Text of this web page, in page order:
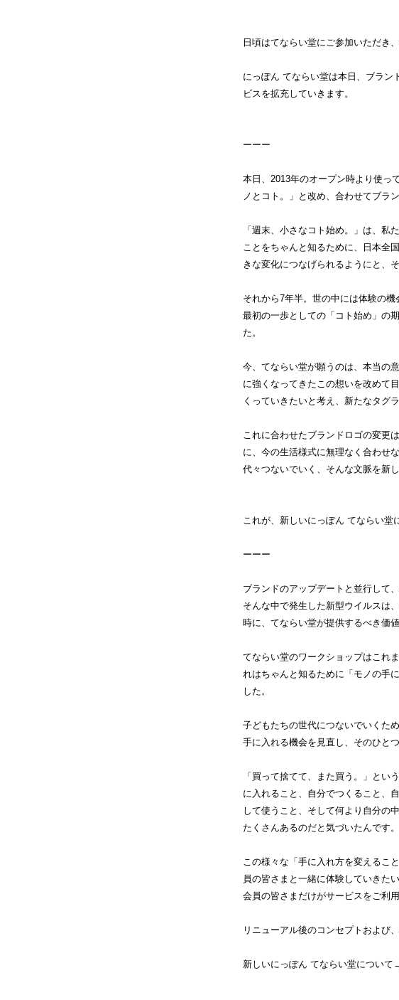
日頃はてならい堂にご参加いただき
にっぽん てならい堂は本日、ブラン
ビスを拡充していきます。
ーーー
本日、2013年のオープン時より使っ
ノとコト。」と改め、合わせてブラ
「週末、小さなコト始め。」は、私
ことをちゃんと知るために、日本全
きな変化につなげられるようにと、
それから7年半。世の中には体験の
最初の一歩としての「コト始め」の
た。
今、てならい堂が願うのは、本当の
に強くなってきたこの想いを改めて
くっていきたいと考え、新たなタグ
これに合わせたブランドロゴの変更
に、今の生活様式に無理なく合わせ
代々つないでいく、そんな文脈を新
これが、新しいにっぽん てならい堂
ーーー
ブランドのアップデートと並行して
そんな中で発生した新型ウイルスは
時に、てならい堂が提供するべき価
てならい堂のワークショップはこれ
れはちゃんと知るために「モノの手
した。
子どもたちの世代につないでいくた
手に入れる機会を見直し、そのひと
「買って捨てて、また買う。」とい
に入れること、自分でつくること、
して使うこと、そして何より自分の
たくさんあるのだと気づいたんです。
この様々な「手に入れ方を変えるこ
員の皆さまと一緒に体験していきた
会員の皆さまだけがサービスをご利用
リニューアル後のコンセプトおよび
新しいにっぽん てならい堂について